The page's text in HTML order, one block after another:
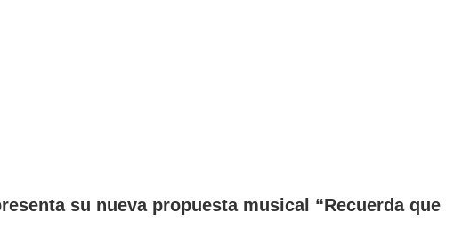
su nueva propuesta musical “Recuerda que